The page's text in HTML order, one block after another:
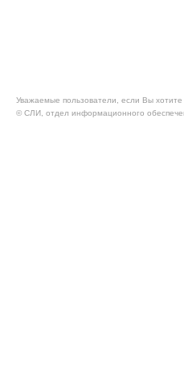
Уважаемые пользователи, если Вы
© CЛИ, отдел информационного